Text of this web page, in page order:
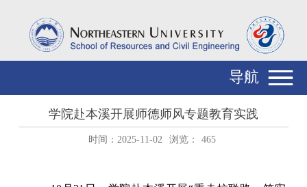
导航
学院赴本溪开展师德师风专题教育实践
时间：2025-11-02 浏览： 465